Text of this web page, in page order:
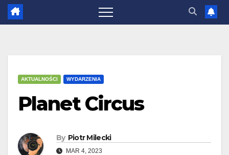
AKTUALNOŚCI WYDARZENIA
Planet Circus
By Piotr Milecki
MAR 4, 2023